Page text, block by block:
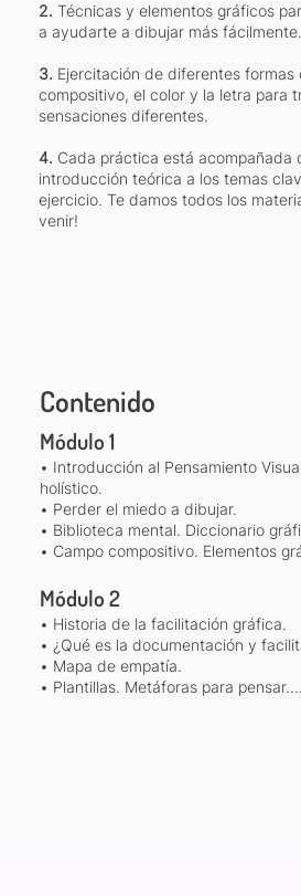
2.Técnicas y elementos gráficos
a ayudarte a dibujar más fácilmente.
3. Ejercitación de diferentes formas
compositivo, el color y la letra para
sensaciones diferentes.
4. Cada práctica está acompañada
introducción teórica a los temas
ejercicio. Te damos todos los
venir!
Contenido
Módulo 1
• Introducción al Pensamiento
holístico.
• Perder el miedo a dibujar.
• Biblioteca mental. Diccionario
• Campo compositivo. Elementos
Módulo 2
• Historia de la facilitación gráfica.
• ¿Qué es la documentación y
• Mapa de empatía.
• Plantillas. Metáforas para pensar.